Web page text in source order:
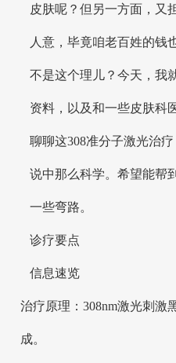
皮肤呢？但另一方面，又
人意，毕竟咱老百姓的钱
不是这个理儿？今天，我
资料，以及和一些皮肤科
聊聊这308准分子激光治
说中那么科学。希望能帮
一些弯路。
诊疗要点
信息速览
治疗原理：308nm激光刺激
成。